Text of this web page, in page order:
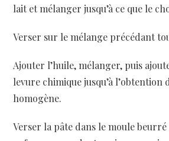
lait et mélanger jusqu’à ce que le
Verser sur le mélange précédant
Ajouter l’huile, mélanger, puis
levure chimique jusqu’à l’obtention
homogène.
Verser la pâte dans le moule